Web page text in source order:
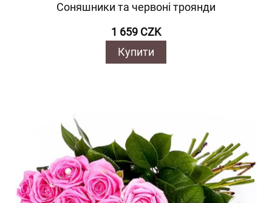
Соняшники та червоні троянди
1 659 CZK
Купити